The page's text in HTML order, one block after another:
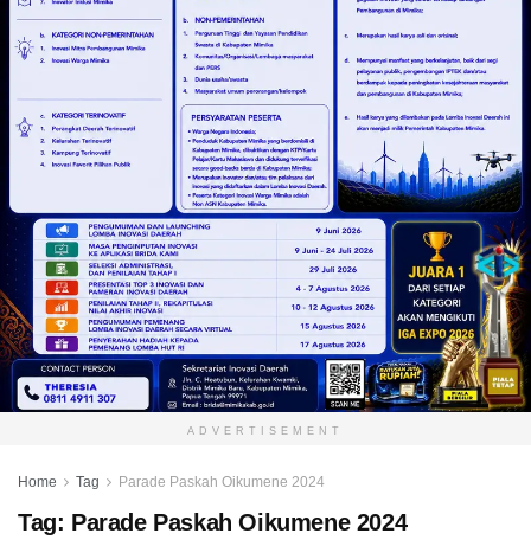
ADVERTISEMENT
Home Tag Parade Paskah Oikumene 2024
Tag: Parade Paskah Oikumene 2024